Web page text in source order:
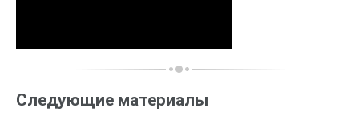
Следующие материалы